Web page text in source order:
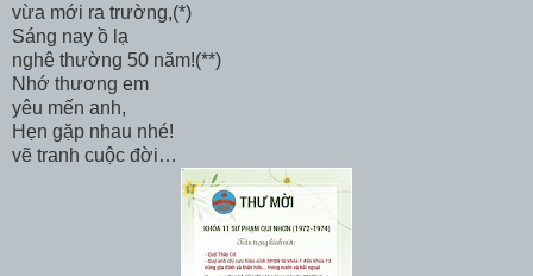
vừa mới ra trường,(*)
Sáng nay ồ lạ
nghê thường 50 năm!(**)
Nhớ thương em
yêu mến anh,
Hẹn gặp nhau nhé!
vẽ tranh cuộc đời…